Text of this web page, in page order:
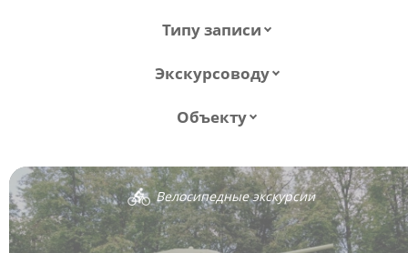
Типу записи
Экскурсоводу
Объекту
Велосипедные экскурсии